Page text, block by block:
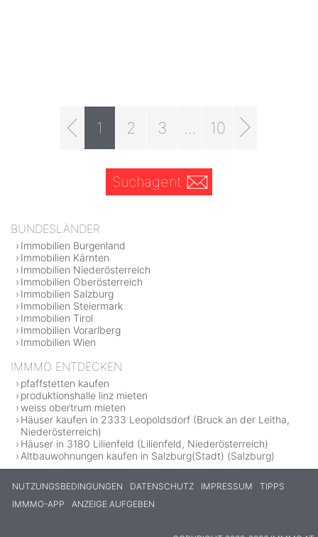
1 2 3 10
Suchagent
BUNDESLÄNDER
Immobilien Burgenland
Immobilien Kärnten
Immobilien Niederösterreich
Immobilien Oberösterreich
Immobilien Salzburg
Immobilien Steiermark
Immobilien Tirol
Immobilien Vorarlberg
Immobilien Wien
IMMMO ENTDECKEN
pfaffstetten kaufen
produktionshalle linz mieten
weiss obertrum mieten
Häuser kaufen in 2333 Leopoldsdorf (Bruck an der Leitha,
Niederösterreich)
Häuser in 3180 Lilienfeld (Lilienfeld, Niederösterreich)
Altbauwohnungen kaufen in Salzburg(Stadt) (Salzburg)
NUTZUNGSBEDINGUNGEN DATENSCHUTZ IMPRESSUM
TIPPS
IMMMO-APP
ANZEIGE AUFGEBEN